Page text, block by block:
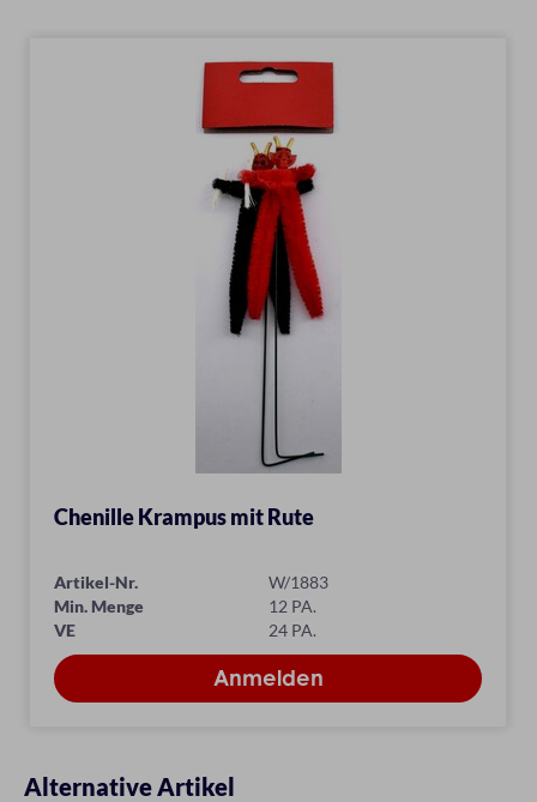
Chenille Krampus mit Rute
Artikel-Nr.
W/1883
Min. Menge
12 PA.
VE
24 PA.
Alternative Artikel